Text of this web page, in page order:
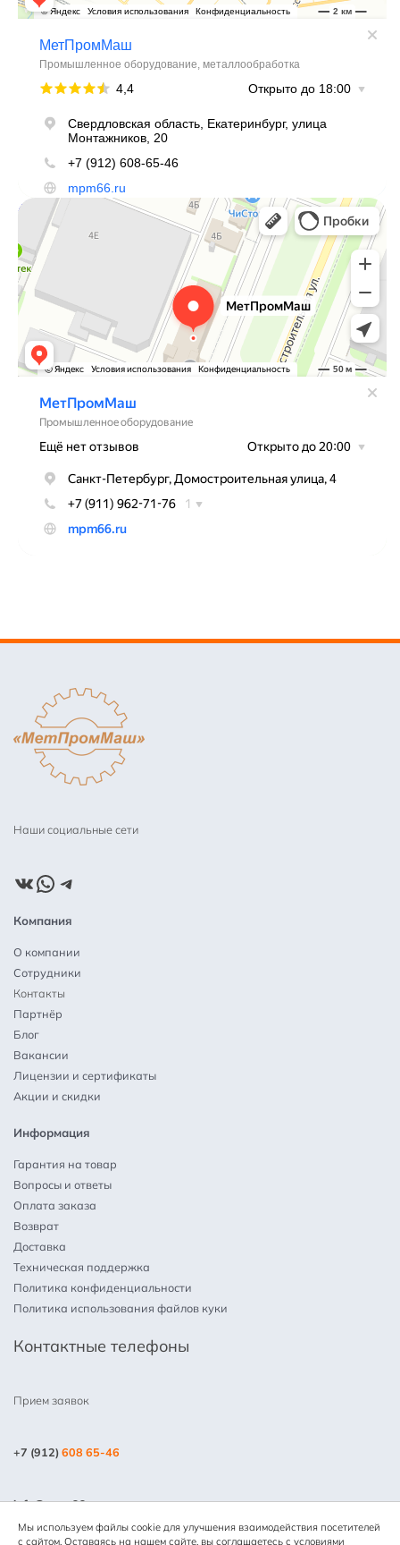
Наши социальные сети
ВКонтакте
WhatsApp
Telegram
Компания
О компании
Сотрудники
Контакты
Партнёр
Блог
Вакансии
Лицензии и сертификаты
Акции и скидки
Информация
Гарантия на товар
Вопросы и ответы
Оплата заказа
Возврат
Доставка
Техническая поддержка
Политика конфиденциальности
Политика использования файлов куки
Контактные телефоны
Прием заявок
+7 (912)608 65-46
info@mpm66.ru
© 2013-2025 Все права защищены. Копирование информации
Мы используем файлы cookie для улучшения взаимодействия посетителей
с сайтом. Оставаясь на нашем сайте, вы соглашаетесь с условиями